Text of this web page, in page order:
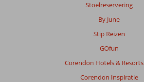
Stoelreservering
By June
Stip Reizen
GOfun
Corendon Hotels & Resorts
Corendon Inspiratie